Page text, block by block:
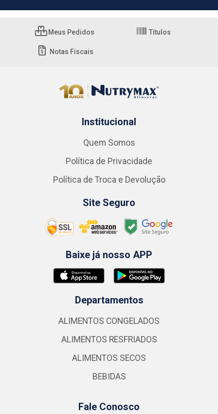
Meus Pedidos Títulos
Notas Fiscais
Institucional
Quem Somos
Política de Privacidade
Política de Troca e Devolução
Site Seguro
Baixe já nosso APP
Departamentos
ALIMENTOS CONGELADOS
ALIMENTOS RESFRIADOS
ALIMENTOS SECOS
BEBIDAS
Fale Conosco